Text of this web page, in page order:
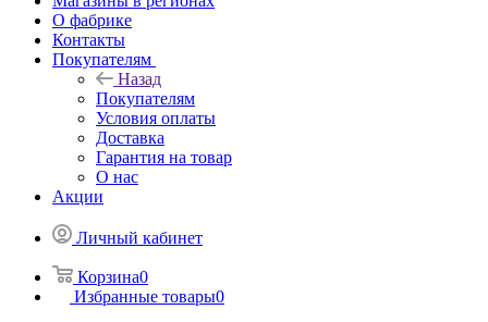
О фабрике
Контакты
Покупателям
Назад
Покупателям
Условия оплаты
Доставка
Гарантия на товар
О нас
Акции
Личный кабинет
Корзина0
Избранные товары0